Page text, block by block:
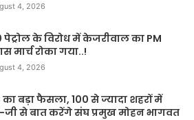
4, 2026
पेट्रोल के विरोध में केजरीवाल का PM
मार्च रोका गया..!
4, 2026
का बड़ा फैसला, 100 से ज्यादा शहरों में
से बात करेंगे संघ प्रमुख मोहन भागवत